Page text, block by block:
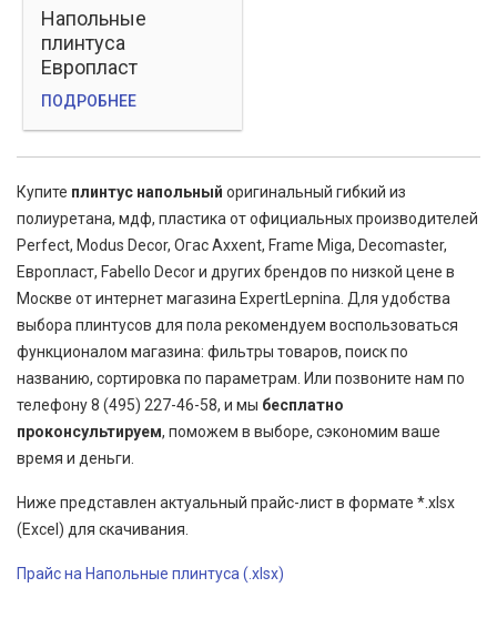
Напольные
плинтуса
Европласт
ПОДРОБНЕЕ
Купите плинтус напольный оригинальный гибкий из
полиуретана, мдф, пластика от официальных производителей
Perfect, Modus Decor, Огас Axxent, Frame Miga, Decomaster,
Европласт, Fabello Decor и других брендов по низкой цене в
Москве от интернет магазина ExpertLepnina. Для удобства
выбора плинтусов для пола рекомендуем воспользоваться
функционалом магазина: фильтры товаров, поиск по
названию, сортировка по параметрам. Или позвоните нам по
телефону 8 (495) 227-46-58, и мы бесплатно
проконсультируем, поможем в выборе, сэкономим ваше
время и деньги.
Ниже представлен актуальный прайс-лист в формате *.xlsx
(Excel) для скачивания.
Прайс на Напольные плинтуса (.xlsx)